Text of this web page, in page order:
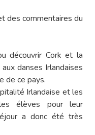
des commentaires du
découvrir Cork et la
danses Irlandaises
de ce pays.
Irlandaise et les
élèves pour leur
a donc été très